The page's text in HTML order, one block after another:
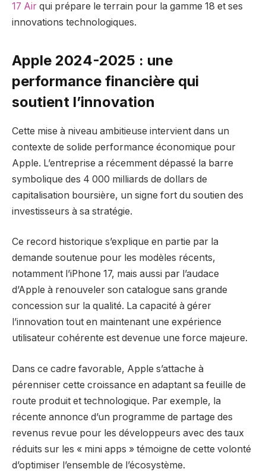
17 Air qui prépare le terrain pour la gamme 18 et ses
innovations technologiques.
Apple 2024-2025 : une
performance financière qui
soutient l’innovation
Cette mise à niveau ambitieuse intervient dans un
contexte de solide performance économique pour
Apple. L’entreprise a récemment dépassé la barre
symbolique des 4 000 milliards de dollars de
capitalisation boursière, un signe fort du soutien des
investisseurs à sa stratégie.
Ce record historique s’explique en partie par la
demande soutenue pour les modèles récents,
notamment l’iPhone 17, mais aussi par l’audace
d’Apple à renouveler son catalogue sans grande
concession sur la qualité. La capacité à gérer
l’innovation tout en maintenant une expérience
utilisateur cohérente est devenue une force majeure.
Dans ce cadre favorable, Apple s’attache à
pérenniser cette croissance en adaptant sa feuille de
route produit et technologique. Par exemple, la
récente annonce d’un programme de partage des
revenus revue pour les développeurs avec des taux
réduits sur les « mini apps » témoigne de cette volonté
d’optimiser l’ensemble de l’écosystème.